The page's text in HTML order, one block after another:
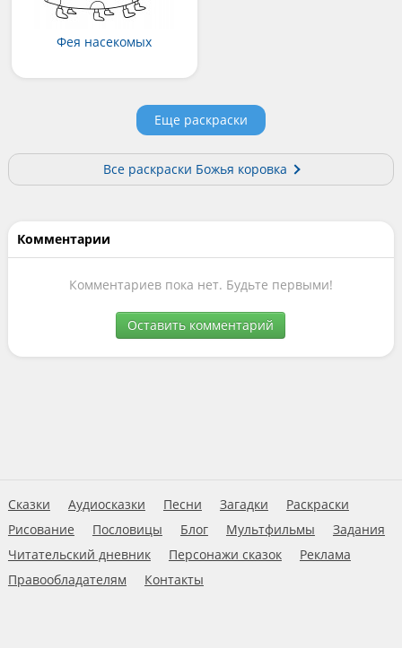
Фея насекомых
Еще раскраски
Все раскраски Божья коровка
Комментарии
Комментариев пока нет. Будьте первыми!
Оставить комментарий
Сказки Аудиосказки Песни Загадки
Раскраски
Рисование
Пословицы Блог Мультфильмы
Задания
Читательский дневник
Персонажи сказок
Реклама
Правообладателям
Контакты